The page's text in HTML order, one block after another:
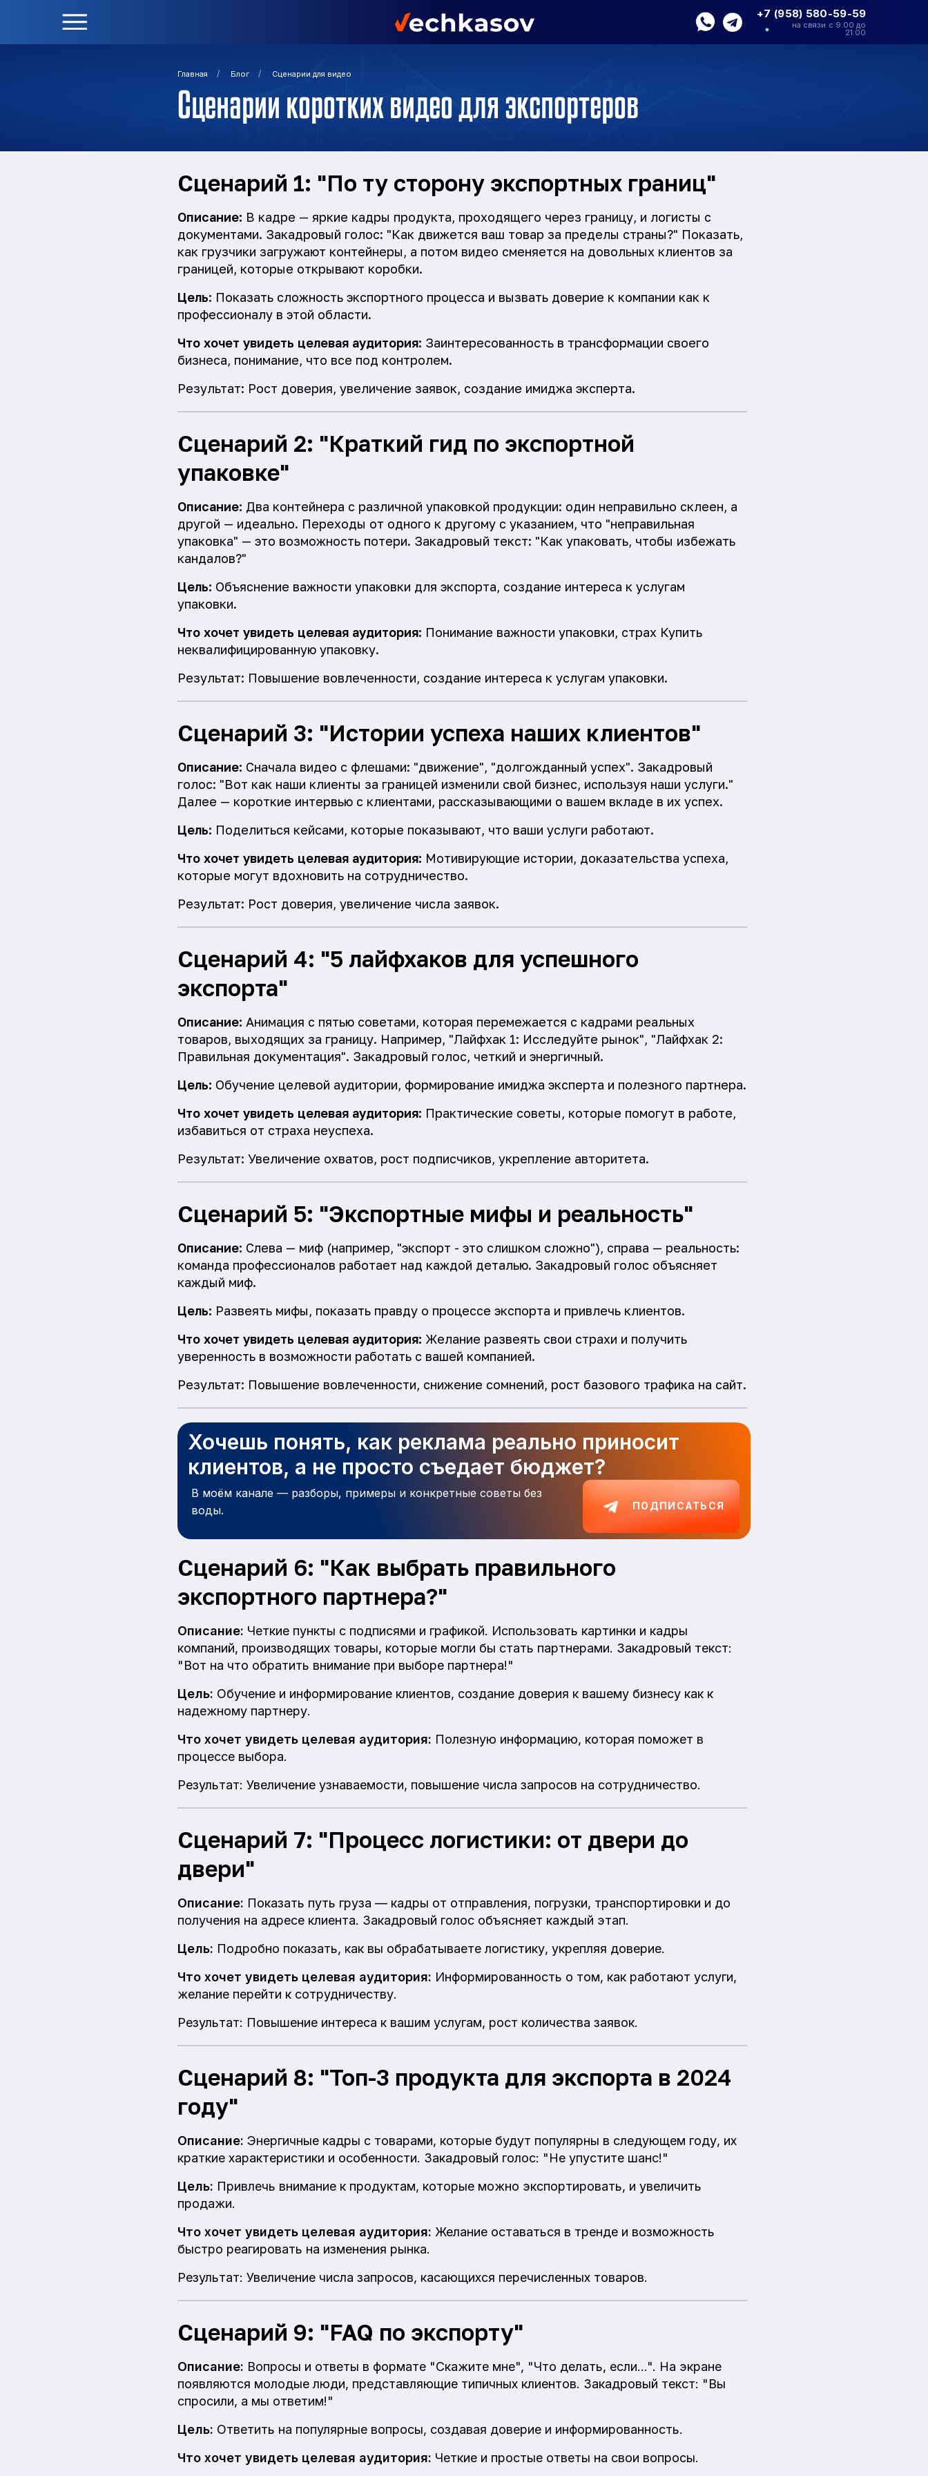
+7 (958) 580-59-59
на связи с 9:00 до
21:00
Главная / Блог / Сценарии для видео
Сценарии коротких видео для экспортеров
Сценарий 1: "По ту сторону экспортных границ"
Описание: В кадре — яркие кадры продукта, проходящего через границу, и логисты с
документами. Закадровый голос: "Как движется ваш товар за пределы страны?" Показать,
как грузчики загружают контейнеры, а потом видео сменяется на довольных клиентов за
границей, которые открывают коробки.
Цель: Показать сложность экспортного процесса и вызвать доверие к компании как к
профессионалу в этой области.
Что хочет увидеть целевая аудитория: Заинтересованность в трансформации своего
бизнеса, понимание, что все под контролем.
Результат: Рост доверия, увеличение заявок, создание имиджа эксперта.
Сценарий 2: "Краткий гид по экспортной
упаковке"
Описание: Два контейнера с различной упаковкой продукции: один неправильно склеен, а
другой — идеально. Переходы от одного к другому с указанием, что "неправильная
упаковка" — это возможность потери. Закадровый текст: "Как упаковать, чтобы избежать
кандалов?"
Цель: Объяснение важности упаковки для экспорта, создание интереса к услугам
упаковки.
Что хочет увидеть целевая аудитория: Понимание важности упаковки, страх Купить
неквалифицированную упаковку.
Результат: Повышение вовлеченности, создание интереса к услугам упаковки.
Сценарий 3: "Истории успеха наших клиентов"
Описание: Сначала видео с флешами: "движение", "долгожданный успех". Закадровый
голос: "Вот как наши клиенты за границей изменили свой бизнес, используя наши услуги."
Далее — короткие интервью с клиентами, рассказывающими о вашем вкладе в их успех.
Цель: Поделиться кейсами, которые показывают, что ваши услуги работают.
Что хочет увидеть целевая аудитория: Мотивирующие истории, доказательства успеха,
которые могут вдохновить на сотрудничество.
Результат: Рост доверия, увеличение числа заявок.
Сценарий 4: "5 лайфхаков для успешного
экспорта"
Описание: Анимация с пятью советами, которая перемежается с кадрами реальных
товаров, выходящих за границу. Например, "Лайфхак 1: Исследуйте рынок", "Лайфхак 2:
Правильная документация". Закадровый голос, четкий и энергичный.
Цель: Обучение целевой аудитории, формирование имиджа эксперта и полезного партнера.
Что хочет увидеть целевая аудитория: Практические советы, которые помогут в работе,
избавиться от страха неуспеха.
Результат: Увеличение охватов, рост подписчиков, укрепление авторитета.
Сценарий 5: "Экспортные мифы и реальность"
Описание: Слева — миф (например, "экспорт - это слишком сложно"), справа — реальность:
команда профессионалов работает над каждой деталью. Закадровый голос объясняет
каждый миф.
Цель: Развеять мифы, показать правду о процессе экспорта и привлечь клиентов.
Что хочет увидеть целевая аудитория: Желание развеять свои страхи и получить
уверенность в возможности работать с вашей компанией.
Результат: Повышение вовлеченности, снижение сомнений, рост базового трафика на сайт.
Хочешь понять, как реклама реально приносит
клиентов, а не просто съедает бюджет?
В моём канале — разборы, примеры и конкретные советы без
воды.
ПОДПИСАТЬСЯ
Сценарий 6: "Как выбрать правильного
экспортного партнера?"
Описание: Четкие пункты с подписями и графикой. Использовать картинки и кадры
компаний, производящих товары, которые могли бы стать партнерами. Закадровый текст:
"Вот на что обратить внимание при выборе партнера!"
Цель: Обучение и информирование клиентов, создание доверия к вашему бизнесу как к
надежному партнеру.
Что хочет увидеть целевая аудитория: Полезную информацию, которая поможет в
процессе выбора.
Результат: Увеличение узнаваемости, повышение числа запросов на сотрудничество.
Сценарий 7: "Процесс логистики: от двери до
двери"
Описание: Показать путь груза — кадры от отправления, погрузки, транспортировки и до
получения на адресе клиента. Закадровый голос объясняет каждый этап.
Цель: Подробно показать, как вы обрабатываете логистику, укрепляя доверие.
Что хочет увидеть целевая аудитория: Информированность о том, как работают услуги,
желание перейти к сотрудничеству.
Результат: Повышение интереса к вашим услугам, рост количества заявок.
Сценарий 8: "Топ-3 продукта для экспорта в 2024
году"
Описание: Энергичные кадры с товарами, которые будут популярны в следующем году, их
краткие характеристики и особенности. Закадровый голос: "Не упустите шанс!"
Цель: Привлечь внимание к продуктам, которые можно экспортировать, и увеличить
продажи.
Что хочет увидеть целевая аудитория: Желание оставаться в тренде и возможность
быстро реагировать на изменения рынка.
Результат: Увеличение числа запросов, касающихся перечисленных товаров.
Сценарий 9: "FAQ по экспорту"
Описание: Вопросы и ответы в формате "Скажите мне", "Что делать, если…". На экране
появляются молодые люди, представляющие типичных клиентов. Закадровый текст: "Вы
спросили, а мы ответим!"
Цель: Ответить на популярные вопросы, создавая доверие и информированность.
Что хочет увидеть целевая аудитория: Четкие и простые ответы на свои вопросы.